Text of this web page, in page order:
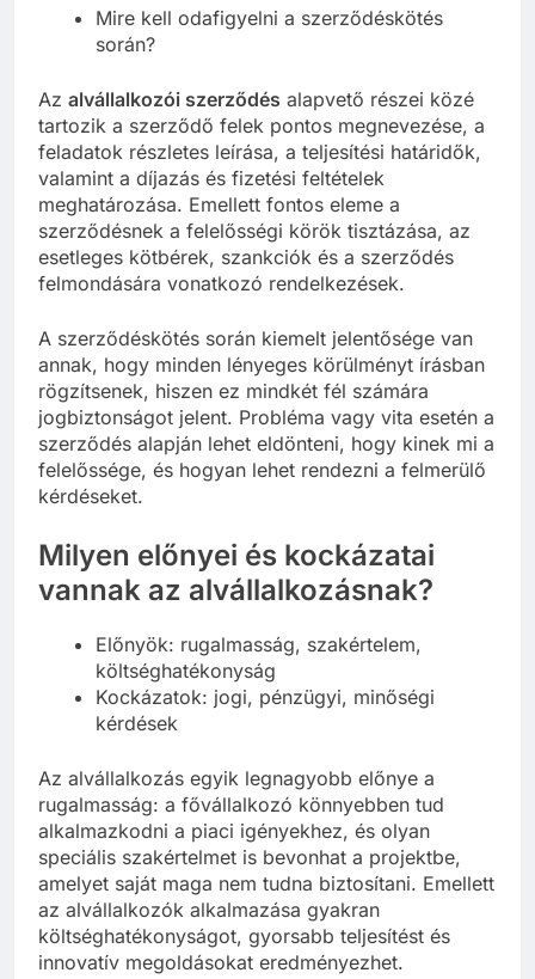
szerződés?
Mire kell odafigyelni a szerződéskötés
Azalvállalkozói szerződésalapvető részei közé
tartozik a szerződő felek pontos megnevezése, a
feladatok részletes leírása, a teljesítési határidők,
valamint a díjazás és fizetési feltételek
meghatározása. Emellett fontos eleme a
szerződésnek a felelősségi körök tisztázása, az
esetleges kötbérek, szankciók és a szerződés
A szerződéskötés során kiemelt jelentősége van
annak, hogy minden lényeges körülményt írásban
rögzítsenek, hiszen ez mindkét fél számára
jogbiztonságot jelent. Probléma vagy vita esetén a
szerződés alapján lehet eldönteni, hogy kinek mi a
felelőssége, és hogyan lehet rendezni a felmerülő
Milyen előnyei és kockázatai
vannak az alvállalkozásnak?
Előnyök: rugalmasság, szakértelem,
költséghatékonyság
Kockázatok: jogi, pénzügyi, minőségi
Az alvállalkozás egyik legnagyobb előnye a
rugalmasság: a fővállalkozó könnyebben tud
alkalmazkodni a piaci igényekhez, és olyan
speciális szakértelmet is bevonhat a projektbe,
amelyet saját maga nem tudna biztosítani. Emellett
az alvállalkozók alkalmazása gyakran
költséghatékonyságot, gyorsabb teljesítést és